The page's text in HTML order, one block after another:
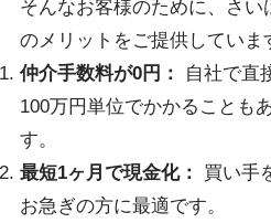
そんなお客様のために、さ
のメリットをご提供していま
仲介手数料が0円：
自社で直
100万円単位でかかることも
す。
最短1ヶ月で現金化：
買い手
お急ぎの方に最適です。